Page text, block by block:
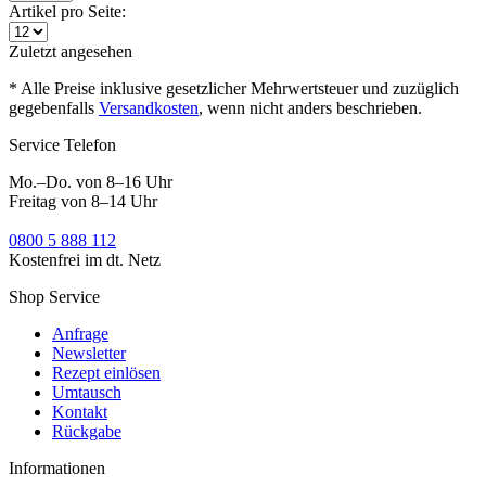
Artikel pro Seite:
Zuletzt angesehen
* Alle Preise inklusive gesetzlicher Mehrwertsteuer und zuzüglich
gegebenfalls Versandkosten, wenn nicht anders beschrieben.
Service Telefon
Mo.–Do. von 8–16 Uhr
Freitag von 8–14 Uhr
0800 5 888 112
Kostenfrei im dt. Netz
Shop Service
Anfrage
Newsletter
Rezept einlösen
Umtausch
Kontakt
Rückgabe
Informationen